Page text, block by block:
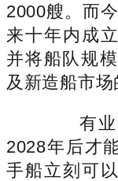
2000艘。而
来十年内成
并将船队规
及新造船市场
有业
2028年后才
手船立刻可